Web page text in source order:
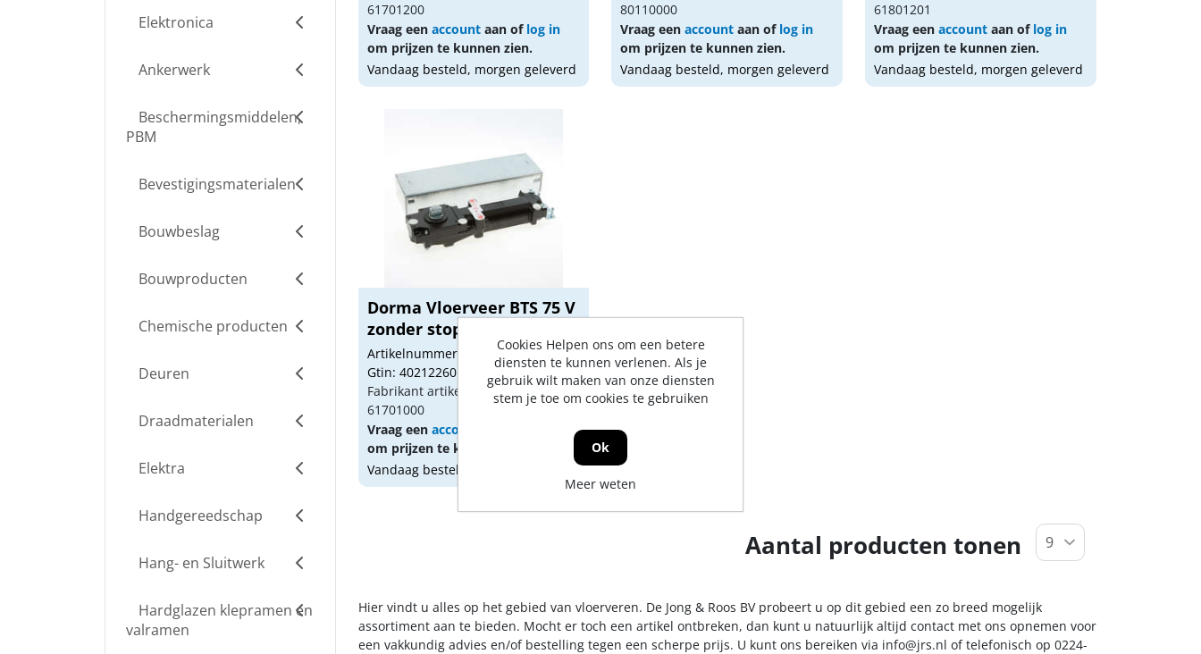
Elektronica
Ankerwerk
Beschermingsmiddelen,
PBM
Bevestigingsmaterialen
Bouwbeslag
Bouwproducten
Chemische producten
Deuren
Draadmaterialen
Elektra
Handgereedschap
Hang- en Sluitwerk
Hardglazen klepramen en
valramen
61701200
Vraag een accountaan of log in
om prijzen te kunnen zien.
Vandaag besteld, morgen geleverd
80110000
Vraag eenaccount aan of log in
om prijzen te kunnen zien.
Vandaag besteld, morgen geleverd
61801201
Vraag eenaccount aan of log in
om prijzen te kunnen zien.
Vandaag besteld, morgen geleverd
Dorma Vloerveer BTS 75 V
zonder stop inc...
Artikelnummer: 1190331
Gtin: 4021226010839
Fabrikant artikel nummer:
61701000
Vraag een account
om prijzen te kunnen zien.
Vandaag besteld, morgen geleverd
Aantal producten tonen
Hier vindt u alles op het gebied van vloerveren. De Jong & Roos BV probeert u op dit gebied een zo breed mogelijk
assortiment aan te bieden. Mocht er toch een artikel ontbreken, dan kunt u natuurlijk altijd contact met ons opnemen voor
een vakkundig advies en/of bestelling tegen een scherpe prijs. U kunt ons bereiken via info@jrs.nl of telefonisch op 0224-
Cookies Helpen ons om een betere
diensten te kunnen verlenen. Als je
gebruik wilt maken van onze diensten
stem je toe om cookies te gebruiken
Ok
Meer weten